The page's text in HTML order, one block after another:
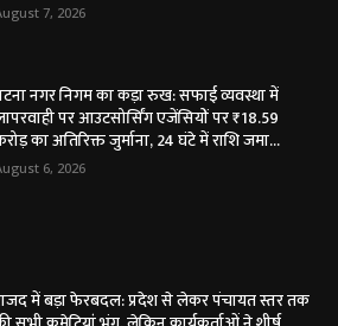
7, 2026
नगर निगम का कड़ा रुख: सफाई व्यवस्था में
पर आउटसोर्सिंग एजेंसियों पर ₹18.59
का अतिरिक्त जुर्माना, 24 घंटे में राशि जमा...
6, 2026
में बड़ा फेरबदल: प्रदेश से लेकर पंचायत स्तर तक